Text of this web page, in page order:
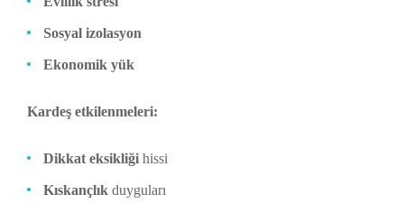
Sosyal izolasyon
Ekonomik yük
Kardeş etkilenmeleri:
Dikkat eksikliği hissi
Kıskançlık duyguları